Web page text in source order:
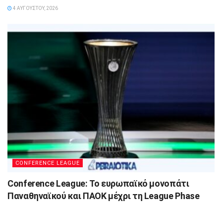
4 ΑΥΓΟΎΣΤΟΥ, 2026
CONFERENCE LEAGUE
Conference League: Το ευρωπαϊκό μονοπάτι
Παναθηναϊκού και ΠΑΟΚ μέχρι τη League Phase